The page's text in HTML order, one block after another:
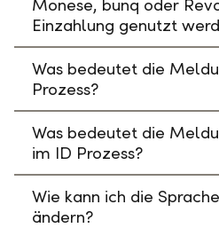
Monese, bunq oder
Einzahlung genutzt
Was bedeutet die
Prozess?
Was bedeutet die
im ID Prozess?
Wie kann ich die
ändern?